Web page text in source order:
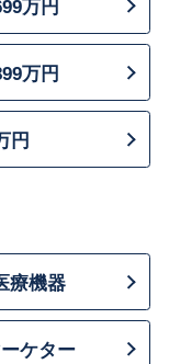
万円
万円
円
療機器
ケター